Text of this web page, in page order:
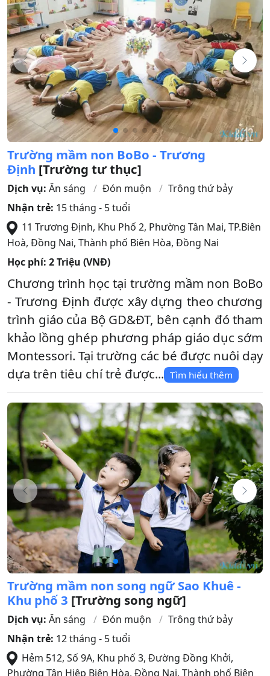
Trường mầm non BoBo - Trương
Định [Trường tư thục]
Dịch vụ: Ăn sáng Đón muộn
Trông thứ bảy
Nhận trẻ: 15 tháng - 5 tuổi
11 Trương Định, Khu Phố 2, Phường Tân Mai, TP.Biên
Hoà, Đồng Nai, Thành phố Biên Hòa, Đồng Nai
Học phí: 2 Triệu (VNĐ)
Chương trình học tại trường mầm non BoBo
- Trương Định được xây dựng theo chương
trình giáo của Bộ GD&ĐT, bên cạnh đó tham
khảo lồng ghép phương pháp giáo dục sớm
Montessori. Tại trường các bé được nuôi dạy
dựa trên tiêu chí trẻ được... Tìm hiểu thêm
Trường mầm non song ngữ Sao Khuê -
Khu phố 3 [Trường song ngữ]
Dịch vụ: Ăn sáng Đón muộn
Trông thứ bảy
Nhận trẻ: 12 tháng - 5 tuổi
Hẻm 512, Số 9A, Khu phố 3, Đường Đồng Khởi,
Phường Tân Hiệp Biên Hòa, Đồng Nai, Thành phố Biên